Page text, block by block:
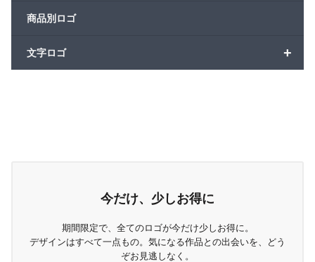
商品別ロゴ
+
文字ロゴ
今だけ、少しお得に
期間限定で、全てのロゴが今だけ少しお得に。
デザインはすべて一点もの。気になる作品との出会いを、どう
ぞお見逃しなく。